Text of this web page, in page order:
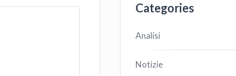
Categories
Analisi
Notizie